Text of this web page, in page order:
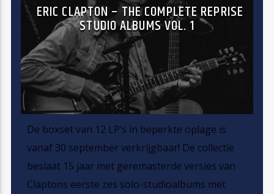
ERIC CLAPTON – THE COMPLETE REPRISE
STUDIO ALBUMS VOL. 1
De boxset van 12 LP’s in beperkte oplage is
vanaf 30 september verkrijgbaar! De collectie
beslaat 15 jaar met geremasterde versies van
Claptons eerste zes solo-studioalbums met